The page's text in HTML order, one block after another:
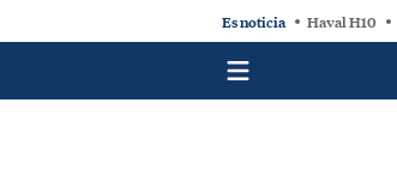
Es noticia Haval H10